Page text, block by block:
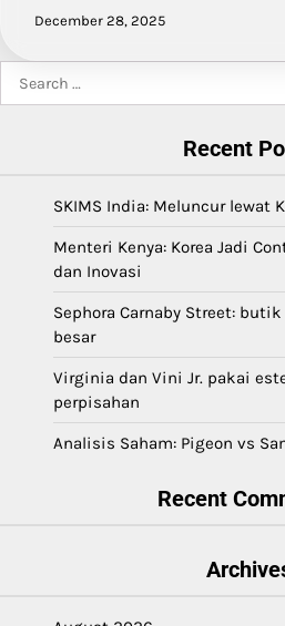
December 28, 2025
for:
Recent
SKIMS India: Meluncur lewat
Menteri Kenya: Korea Jadi
dan Inovasi
Sephora Carnaby Street:
besar
Virginia dan Vini Jr. pakai
perpisahan
Analisis Saham: Pigeon vs
Recent